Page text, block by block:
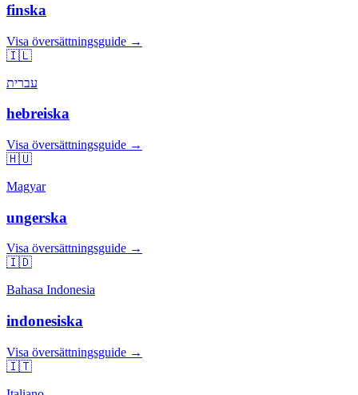
finska
Visa översättningsguide →
🇮🇱
עברית
hebreiska
Visa översättningsguide →
🇭🇺
Magyar
ungerska
Visa översättningsguide →
🇮🇩
Bahasa Indonesia
indonesiska
Visa översättningsguide →
🇮🇹